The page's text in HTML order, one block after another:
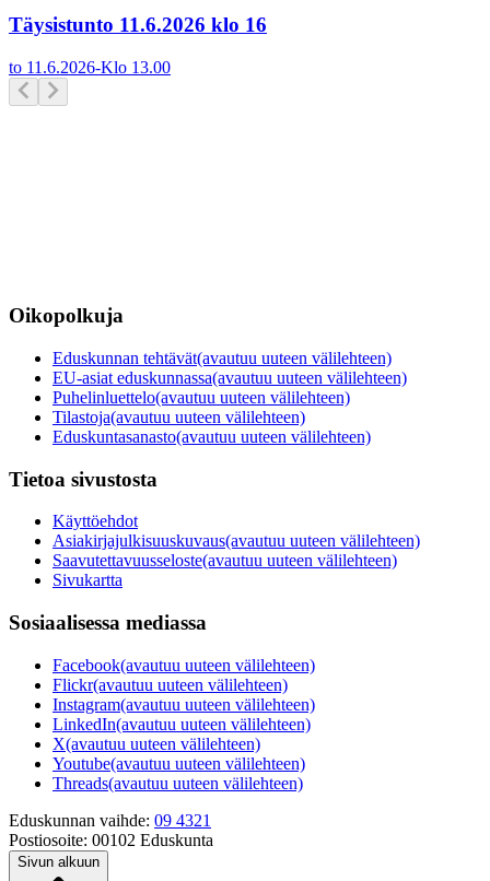
Täysistunto 11.6.2026 klo 16
to 11.6.2026-Klo 13.00
Oikopolkuja
Eduskunnan tehtävät(avautuu uuteen välilehteen)
EU-asiat eduskunnassa(avautuu uuteen välilehteen)
Puhelinluettelo(avautuu uuteen välilehteen)
Tilastoja(avautuu uuteen välilehteen)
Eduskuntasanasto(avautuu uuteen välilehteen)
Tietoa sivustosta
Käyttöehdot
Asiakirjajulkisuuskuvaus(avautuu uuteen välilehteen)
Saavutettavuusseloste(avautuu uuteen välilehteen)
Sivukartta
Sosiaalisessa mediassa
Facebook(avautuu uuteen välilehteen)
Flickr(avautuu uuteen välilehteen)
Instagram(avautuu uuteen välilehteen)
LinkedIn(avautuu uuteen välilehteen)
X(avautuu uuteen välilehteen)
Youtube(avautuu uuteen välilehteen)
Threads(avautuu uuteen välilehteen)
Eduskunnan vaihde: 09 4321
Postiosoite: 00102 Eduskunta
Sivun alkuun